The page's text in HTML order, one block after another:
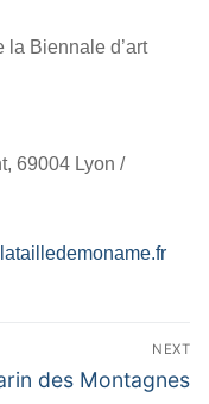
la Biennale d’art
69004 Lyon /
NEXT
des Montagnes